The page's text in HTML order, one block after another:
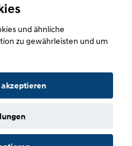
und ähnliche
zu gewährleisten und um